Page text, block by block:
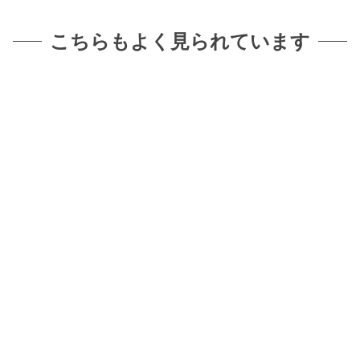
こちらもよく見られています